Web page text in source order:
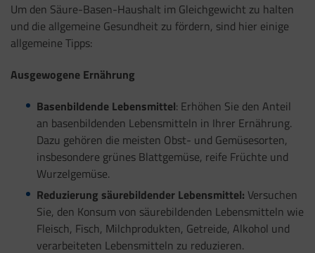
Um den Säure-Basen-Haushalt im Gleichgewicht zu halten
und die allgemeine Gesundheit zu fördern, sind hier einige
allgemeine Tipps:
Ausgewogene Ernährung
Basenbildende Lebensmittel: Erhöhen Sie den Anteil
an basenbildenden Lebensmitteln in Ihrer Ernährung.
Dazu gehören die meisten Obst- und Gemüsesorten,
insbesondere grünes Blattgemüse, reife Früchte und
Wurzelgemüse.
Reduzierung säurebildender Lebensmittel: Versuchen
Sie, den Konsum von säurebildenden Lebensmitteln wie
Fleisch, Fisch, Milchprodukten, Getreide, Alkohol und
verarbeiteten Lebensmitteln zu reduzieren.